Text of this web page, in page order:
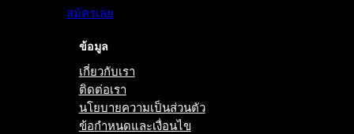
สมัครเลย
ข้อมูล
เกี่ยวกับเรา
ติดต่อเรา
นโยบายความเป็นส่วนตัว
ข้อกำหนดและเงื่อนไข